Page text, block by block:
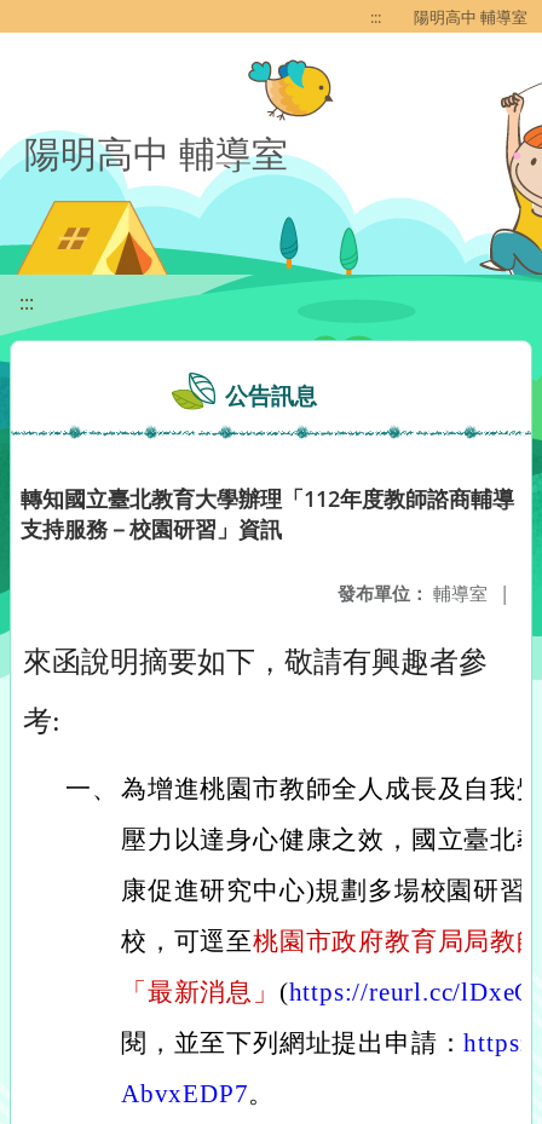
::: 陽明高中 輔導室
陽明高中 輔導室
:::
公告訊息
轉知國立臺北教育大學辦理「112年度教師諮商輔導
支持服務－校園研習」資訊
發布單位： 輔導室 |
來函說明摘要如下，敬請有興趣者參
考:
一、 為增進桃園市教師全人成長及自我
壓力以達身心健康之效，國立臺北
康促進研究中心)規劃多場校園研習
校，可逕至桃園市政府教育局局教
「最新消息」 (https://reurl.cc/
閱，並至下列網址提出申請：
AbvxEDP7。